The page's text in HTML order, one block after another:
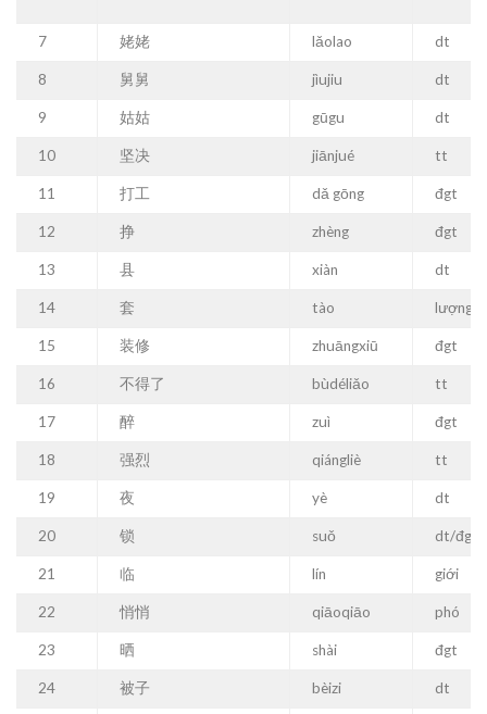
7 姥姥 lǎolao dt
8 舅舅 jìujiu dt
9 姑姑 gūgu dt
10 坚决 jiānjué tt
11 打工 dǎ gōng đgt
12 挣 zhèng đgt
13 县 xiàn dt
14 套 tào lượng
15 装修 zhuāngxiū đgt
16 不得了 bùdéliǎo tt
17 醉 zuì đgt
18 强烈 qiángliè tt
19 夜 yè dt
20 锁 suǒ dt/đgt
21 临 lín giới
22 悄悄 qiāoqiāo phó
23 晒 shài đgt
24 被子 bèizi dt